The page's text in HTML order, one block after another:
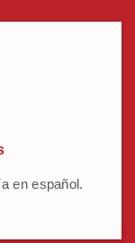
en español.